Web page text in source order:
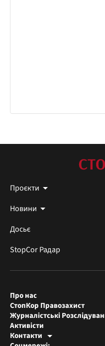
Проєкти
Новини
Досьє
StopCor Радар
Про нас
СтопКор Правозахист
Журналістські
Активісти
Контакти